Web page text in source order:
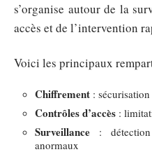
s’organise autour de la
accès et de l’intervention
Voici les principaux
Chiffrement :
Contrôles d’accès :
Surveillance : détection
anormaux